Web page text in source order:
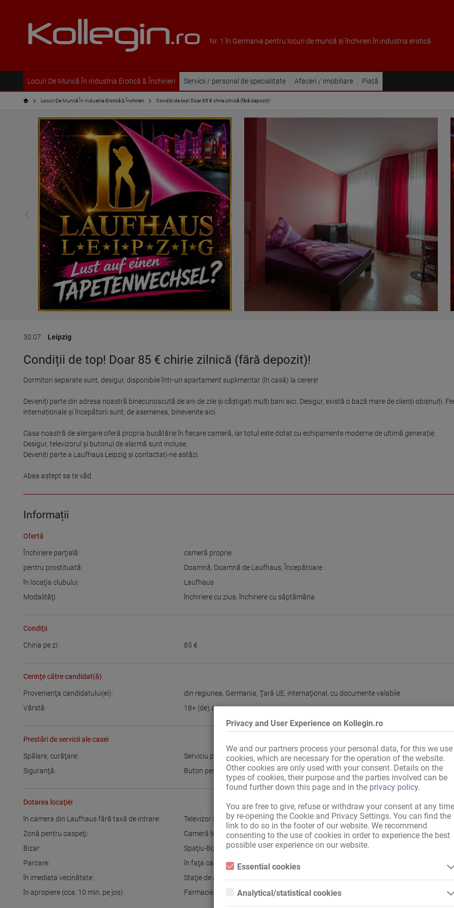
Privacy and User Experience on Kollegin.ro
We and our partners process your personal data, for this we use
cookies, which are necessary for the operation of the website.
Other cookies are only used with your consent. Details on the
types of cookies, their purpose and the parties involved can be
found further down this page and in the privacy policy.
You are free to give, refuse or withdraw your consent at any time
by re-opening the Cookie and Privacy Settings. You can find the
link to do so in the footer of our website. We recommend
consenting to the use of cookies in order to experience the best
possible user experience on our website.
Essential cookies
Essential cookies are all cookies necessary for the operation of the
properly without these cookies.
Analytical/statistical cookies
Analytical or statistical cookies are cookies that are used to analyze
Nr. 1 în Germania pentru locuri de muncă și închirieri în industria erotică
Locuri De Muncă În Industria Erotică & Închirieri Servicii / personal de specialitate Afaceri / imobiliare Piață
Locuri De Muncă În Industria Erotică & Închirieri Condiții de top! Doar 85 € chirie zilnică (fără depozit)!
30.07. Leipzig
Condiții de top! Doar 85 € chirie zilnică (fără depozit)!
Dormitori separate sunt, desigur, disponibile într-un apartament suplimentar (în casă) la cerere!
Deveniți parte din adresa noastră binecunoscută de ani de zile și câștigați mulți bani aici. Desigur, există o bază mare de clienți obișnuiți.
internaționale și începătorii sunt, de asemenea, binevenite aici.
Casa noastră de alergare oferă propria bucătărie în fiecare cameră, iar totul este dotat cu echipamente moderne de ultimă generație.
Desigur, televizorul și butonul de alarmă sunt incluse.
Deveniți parte a Laufhaus Leipzig și contactați-ne astăzi.
Abea aștept sa te văd.
Informații
Ofertă
Închiriere parţială:
cameră proprie
pentru prostituată:
Doamnă, Doamnă de Laufhaus, Începătoare
în locaţia clubului:
Laufhaus
Modalităţi:
închiriere cu ziua,închiriere cu săptămâna
Condiţii
Chiria pe zi: 85 €
Cerinţe către candidat(ă)
Provenienţa candidatului(ei): din regiunea, Germania,Ţară UE, internaţional, cu documente valabile
Vârstă:
18+ (de) ani
Prestări de servicii ale casei
Spălare, curăţare:
Serviciu pentru lenjeria de pat
Siguranţă:
Buton pentru situaţii de urgenţă în cameră
Dotarea locaţiei
în camera din Laufhaus fără taxă de intrare: Televizor LCD ,Duş şi WC,Frigider, Seif în cameră
Zonă pentru oaspeţi:
Cameră tematică
Bizar:
Spaţiu-Bizar
Parcare:
în faţa casei
gratuit
în imediata vecinătate:
Staţie de autobuz
în apropiere (cca. 10 min. pe jos):
Farmacie ,Centru comercial,Coafor,Salon de unghii